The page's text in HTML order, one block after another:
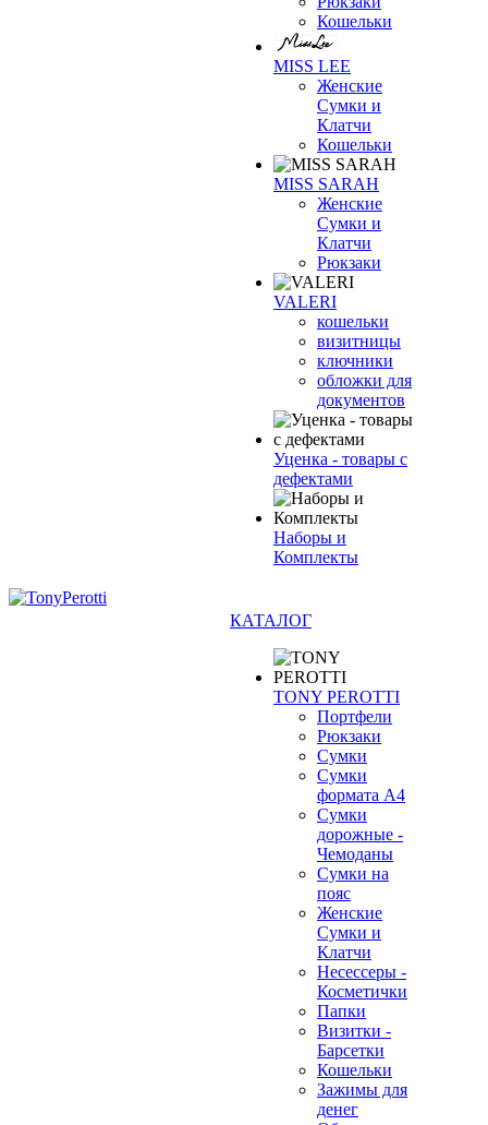
Кошельки
MISS LEE
Женские
Сумки и
Клатчи
Кошельки
MISS SARAH
Женские
Сумки и
Клатчи
Рюкзаки
VALERI
кошельки
визитницы
ключники
обложки для
документов
Уценка - товары с
дефектами
Наборы и
Комплекты
КАТАЛОГ
TONY PEROTTI
Портфели
Рюкзаки
Сумки
Сумки
формата А4
Сумки
дорожные -
Чемоданы
Сумки на
пояс
Женские
Сумки и
Клатчи
Несессеры -
Косметички
Папки
Визитки -
Барсетки
Кошельки
Зажимы для
денег